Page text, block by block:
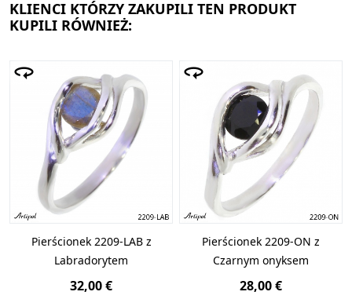
KLIENCI KTÓRZY ZAKUPILI TEN PRODUKT
KUPILI RÓWNIEŻ:
Pierścionek 2209-LAB z
Labradorytem
32,00 €
Pierścionek 2209-ON z
Czarnym onyksem
28,00 €